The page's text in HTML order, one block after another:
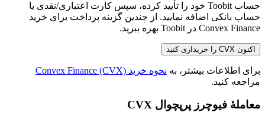
حساب Toobit خود را تأیید کرده، سپس کارت اعتباری/نقدی یا
حساب بانکی اضافه نمایید. از چندین گزینه پرداخت برای خرید
Convex Finance در Toobit بهره ببرید.
اکنون CVX را خریداری کنید
برای اطلاعات بیشتر، به نحوه خرید Convex Finance (CVX)
مراجعه کنید.
معاملهٔ فیوچرز پرپچوال CVX